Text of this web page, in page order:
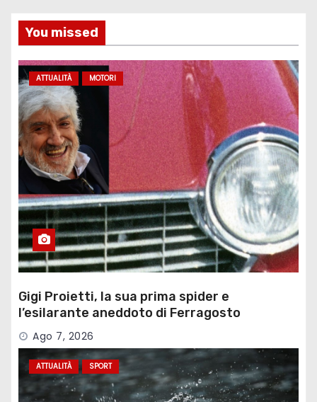
You missed
ATTUALITÀ MOTORI
Gigi Proietti, la sua prima spider e
l’esilarante aneddoto di Ferragosto
Ago 7, 2026
ATTUALITÀ SPORT